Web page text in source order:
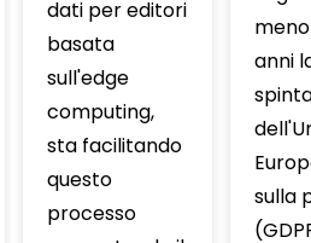
dati per editori
basata
sull'edge
computing,
sta facilitando
questo
processo
anni
sulla